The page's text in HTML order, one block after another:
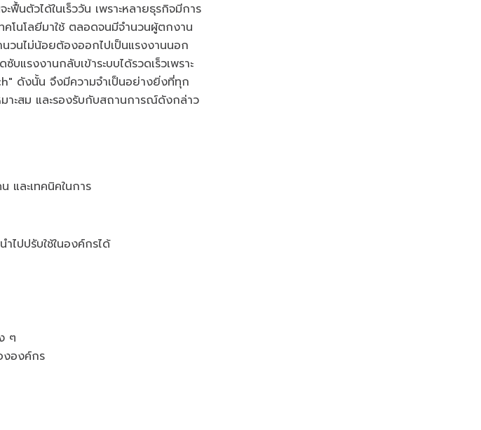
นตัวได้ในเร็ววัน เพราะหลายธุรกิจมีการ
โนโลยีมาใช้ ตลอดจนมีจำนวนผู้ตกงาน
วนไม่น้อยต้องออกไปเป็นแรงงานนอก
แรงงานกลับเข้าระบบได้รวดเร็วเพราะ
ดังนั้น จึงมีความจำเป็นอย่างยิ่งที่ทุก
มาะสม และรองรับกับสถานการณ์ดังกล่าว
และเทคนิคในการ
ไปปรับใช้ในองค์กรได้
ๆ
งองค์กร